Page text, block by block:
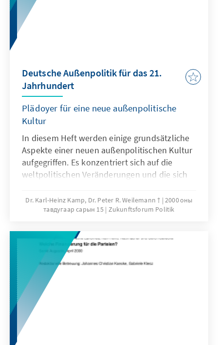
Deutsche Außenpolitik für das 21.
Jahrhundert
Plädoyer für eine neue außenpolitische
Kultur
In diesem Heft werden einige grundsätzliche
Aspekte einer neuen außenpolitischen Kultur
aufgegriffen. Es konzentriert sich auf die
weltpolitischen Veränderungen und die sich
Rolle militärischer Macht und präventiver
Diplomatie und für das Verhältnis von Werten
Dr. Karl-Heinz Kamp, Dr. Peter R. Weilemann † 2000 оны
тавдугаар сарын 15 Zukunftsforum Politik